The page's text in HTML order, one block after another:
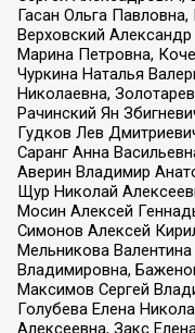
Гасан Ольга
Верховский
Марина Петровна,
Чуркина Наталья
Николаевна,
Рачинский Ян
Гудков Лев
Саранг Анна
Аверин Владимир
Щур Николай
Мосин Алексей
Симонов Алексей
Мельникова
Владимировна,
Максимов Сергей
Голубева Елена
Алексеевна, Закс